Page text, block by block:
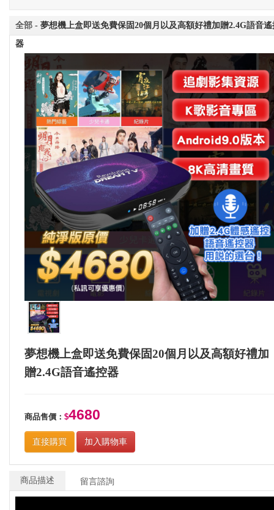
最
新
全部 - 夢想機上盒即送免費保固20個月以及高額好禮加贈2.4G語音遙
器
夢想機上盒即送免費保固20個月以及高額好禮加
贈2.4G語音遙控器
商品售價： $4680
直接購買 加入購物車
商品描述 留言諮詢